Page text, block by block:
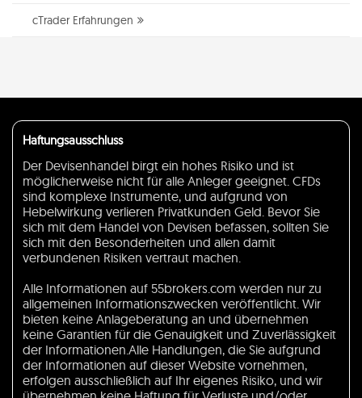
cTrader Erfahrungen
Haftungsausschluss
Der Devisenhandel birgt ein hohes Risiko und ist
möglicherweise nicht für alle Anleger geeignet. CFDs
sind komplexe Instrumente, und aufgrund von
Hebelwirkung verlieren Privatkunden Geld. Bevor Sie
sich mit dem Handel von Devisen befassen, sollten Sie
sich mit den Besonderheiten und allen damit
verbundenen Risiken vertraut machen.
Alle Informationen auf 55brokers.com werden nur zu
allgemeinen Informationszwecken veröffentlicht. Wir
bieten keine Anlageberatung an und übernehmen
keine Garantien für die Genauigkeit und Zuverlässigkeit
der Informationen.Alle Handlungen, die Sie aufgrund
der Informationen auf dieser Website vornehmen,
erfolgen ausschließlich auf Ihr eigenes Risiko, und wir